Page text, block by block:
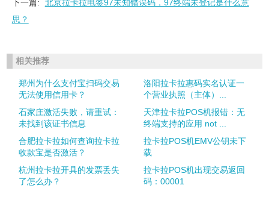
下一篇:
北京拉卡拉电签97未知错误码，97终端未登记是什么意
思？
相关推荐
郑州为什么支付宝扫码交易
无法使用信用卡？
洛阳拉卡拉惠码实名认证一
个营业执照（主体）...
石家庄激活失败，请重试：
未找到该证书信息
天津拉卡拉POS机报错：无
终端支持的应用 not ...
合肥拉卡拉如何查询拉卡拉
收款宝是否激活？
拉卡拉POS机EMV公钥未下
载
杭州拉卡拉开具的发票丢失
了怎么办？
拉卡拉POS机出现交易返回
码：00001